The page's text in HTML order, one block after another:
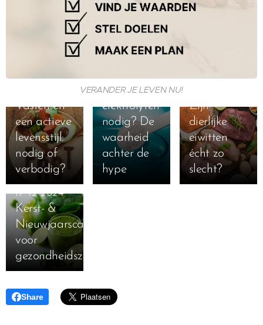
VERANDER JE LEVEN NU!
Vasten en
een actieve
levensstijl:
nodig of
verbodig?
extra
elektrolyten
nodig? De
waarheid
achter de
hype
Zijn
dierlijke
eiwitten
écht zo
slecht?
17-12-2024
Kerst- &
Nieuwjaarscadeautips
voor
gezondheidszotten
Share